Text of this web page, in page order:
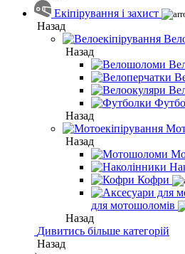
Екіпірування і захист
Назад
Назад
Назад
Назад
Кофри
для мотошоломів
Назад
Дивитись більше категорій
Назад